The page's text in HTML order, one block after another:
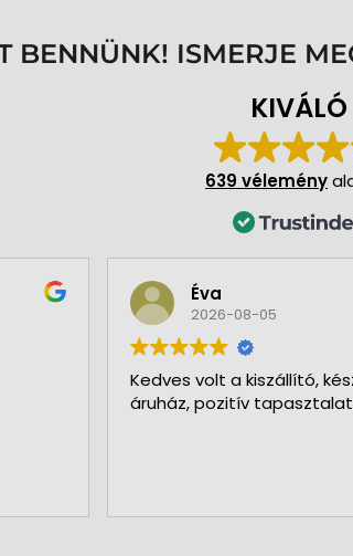
BENNÜNK! ISMERJE
KIVÁLÓ
639 vélemény
Éva
2026-08-05
Kedves volt a kiszállító,
áruház, pozitív